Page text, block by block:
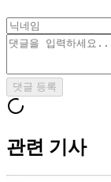
댓글 등록
관련 기사